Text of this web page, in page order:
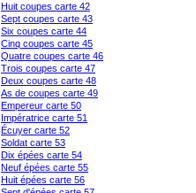
Huit coupes carte 42
Sept coupes carte 43
Six coupes carte 44
Cinq coupes carte 45
Quatre coupes carte 46
Trois coupes carte 47
Deux coupes carte 48
As de coupes carte 49
Empereur carte 50
Impératrice carte 51
Écuyer carte 52
Soldat carte 53
Dix épées carte 54
Neuf épées carte 55
Huit épées carte 56